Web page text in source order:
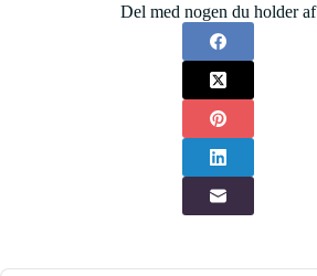
Del med nogen du holder af